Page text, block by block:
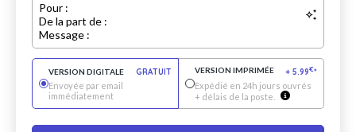
Pour :
De la part de :
Message :
VERSION DIGITALE
GRATUIT
Envoyée par email
immédiatement
VERSION IMPRIMÉE + 5.99€*
Expédié en 24h jours ouvrés
+ délais de la poste.